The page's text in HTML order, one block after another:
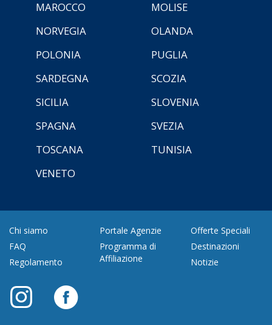
MAROCCO
MOLISE
NORVEGIA
OLANDA
POLONIA
PUGLIA
SARDEGNA
SCOZIA
SICILIA
SLOVENIA
SPAGNA
SVEZIA
TOSCANA
TUNISIA
VENETO
Chi siamo
FAQ
Regolamento
Portale Agenzie
Programma di
Affiliazione
Offerte Speciali
Destinazioni
Notizie